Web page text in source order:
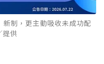
制，更主動吸收未成功配
供